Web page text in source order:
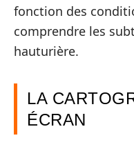
fonction des
comprendre les
hauturière.
LA
ÉCRAN